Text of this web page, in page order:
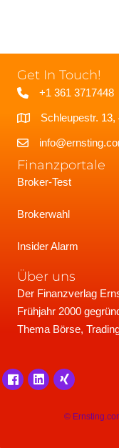
Get In Touch!
+1 361 3717448
Schleupestr. 13,
Finanzportale
Broker-Test
Brokerwahl
Insider Alarm
Über uns
Der Finanzverlag
Frühjahr 2000
Thema Börse,
©